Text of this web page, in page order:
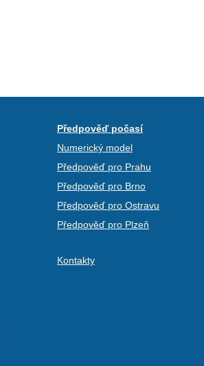
Předpověď počasí
Numerický model
Předpověď pro Prahu
Předpověď pro Brno
Předpověď pro Ostravu
Předpověď pro Plzeň
Kontakty